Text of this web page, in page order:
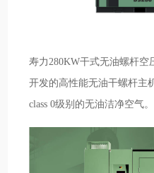
寿力280KW干式无油螺杆空
开发的高性能无油干螺杆主
class 0级别的无油洁净空气。